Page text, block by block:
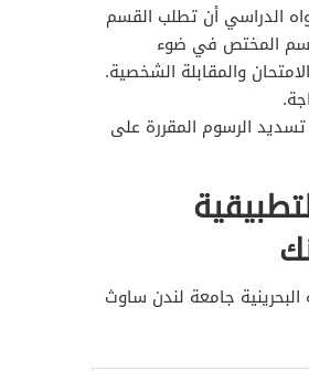
الدراسي أن تطلب القسم
المختص في ضوء
والمقابلة الشخصية.
الرسوم المقررة على
جامعة لندن ساوث